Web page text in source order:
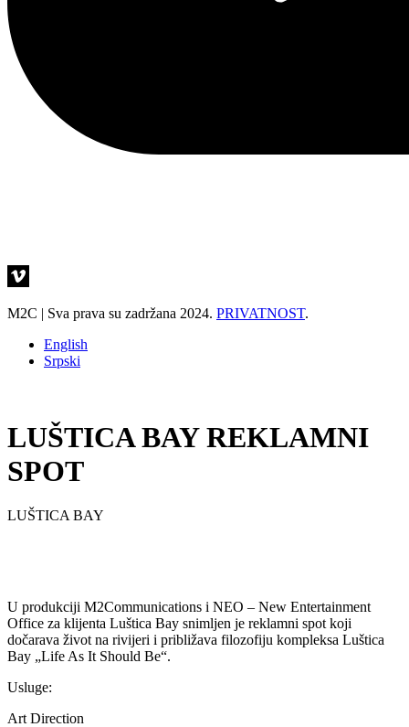
M2C | Sva prava su zadržana 2024. PRIVATNOST.
English
Srpski
LUŠTICA BAY REKLAMNI
SPOT
LUŠTICA BAY
U produkciji M2Communications i NEO – New Entertainment
Office za klijenta Luštica Bay snimljen je reklamni spot koji
dočarava život na rivijeri i približava filozofiju kompleksa Luštica
Bay „Life As It Should Be“.
Usluge:
Art Direction